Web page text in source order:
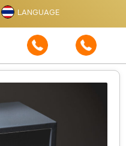
LANGUAGE